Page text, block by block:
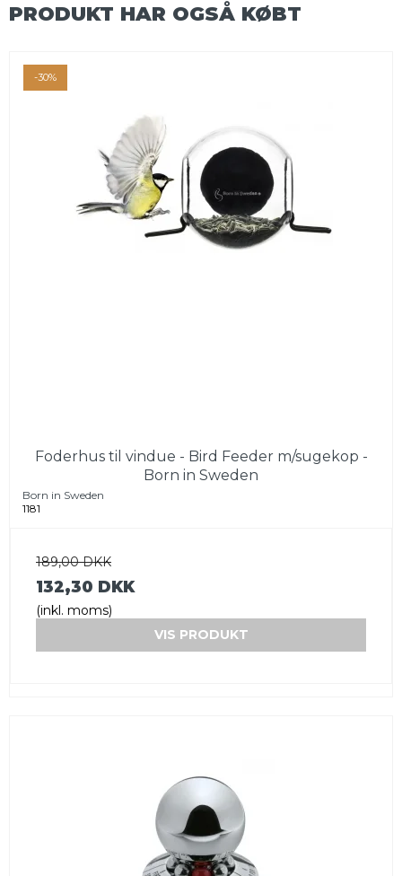
PRODUKT HAR OGSÅ KØBT
-30%
Foderhus til vindue - Bird Feeder m/sugekop -
Born in Sweden
Born in Sweden
1181
189,00 DKK
132,30 DKK
(inkl. moms)
VIS PRODUKT